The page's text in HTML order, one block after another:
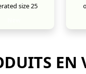
size 25
EN